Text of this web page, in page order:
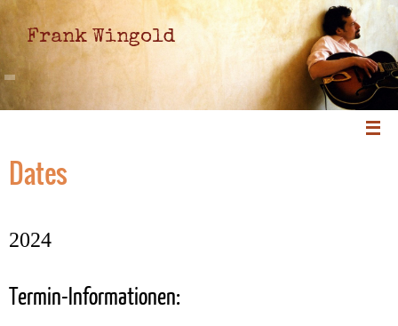
Frank Wingold
Dates
2024
Termin-Informationen: